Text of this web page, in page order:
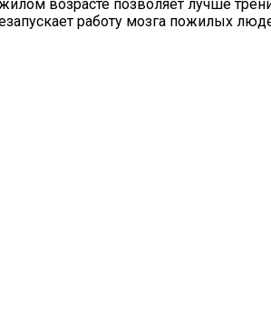
возрасте позволяет лучше
работу мозга пожилых